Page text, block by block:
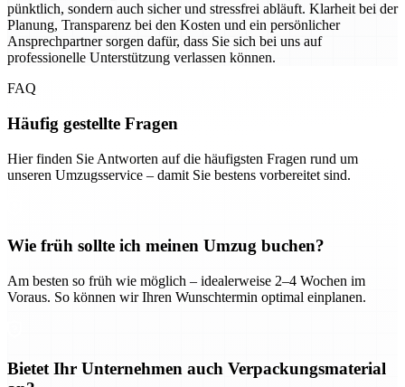
pünktlich, sondern auch sicher und stressfrei abläuft. Klarheit bei der
Planung, Transparenz bei den Kosten und ein persönlicher
Ansprechpartner sorgen dafür, dass Sie sich bei uns auf
professionelle Unterstützung verlassen können.
FAQ
Häufig gestellte Fragen
Hier finden Sie Antworten auf die häufigsten Fragen rund um
unseren Umzugsservice – damit Sie bestens vorbereitet sind.
Wie früh sollte ich meinen Umzug buchen?
Am besten so früh wie möglich – idealerweise 2–4 Wochen im
Voraus. So können wir Ihren Wunschtermin optimal einplanen.
Bietet Ihr Unternehmen auch Verpackungsmaterial